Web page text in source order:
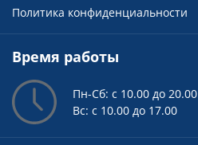
Политика конфиденциальности
Время работы
Пн-Сб: с 10.00 до 20.00
Вс: с 10.00 до 17.00